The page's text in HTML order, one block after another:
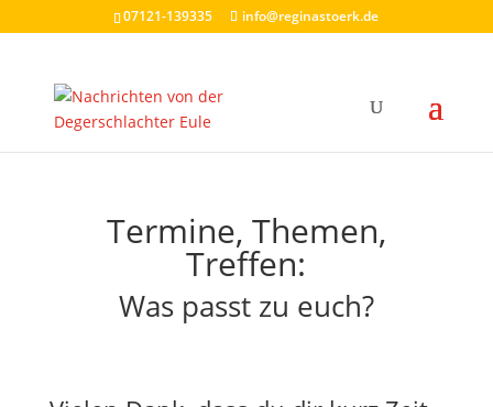
07121-139335 info@reginastoerk.de
Termine, Themen,
Treffen:
Was passt zu euch?